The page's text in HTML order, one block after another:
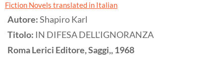
Fiction Novels translated in Italian
Autore:Shapiro Karl
Titolo: IN DIFESA DELL'IGNORANZA
RomaLerici Editore, Saggi,,1968